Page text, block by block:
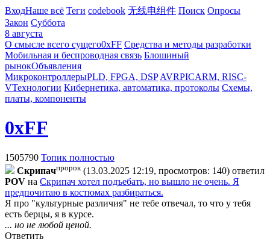
ВходНаше всё Теги codebook 无线电组件 Поиск Опросы
Закон Суббота
8 августа
О смысле всего сущего0xFF Средства и методы разработки
Мобильная и беспроводная связь Блошиный
рынокОбъявления
МикроконтроллерыPLD, FPGA, DSP AVRPICARM, RISC-
VТехнологии Кибернетика, автоматика, протоколы Схемы,
платы, компоненты
0xFF
1505790 Топик полностью
Cкpипaчпророк (13.03.2025 12:19, просмотров: 140) ответил
POV на Скрипач хотел подъебать, но вышло не очень. Я
предпочитаю в костюмах разбираться.
Я про "культурные различия" не тебе отвечал, то что у тебя
есть берцы, я в курсе.
... но не любой ценой.
Ответить